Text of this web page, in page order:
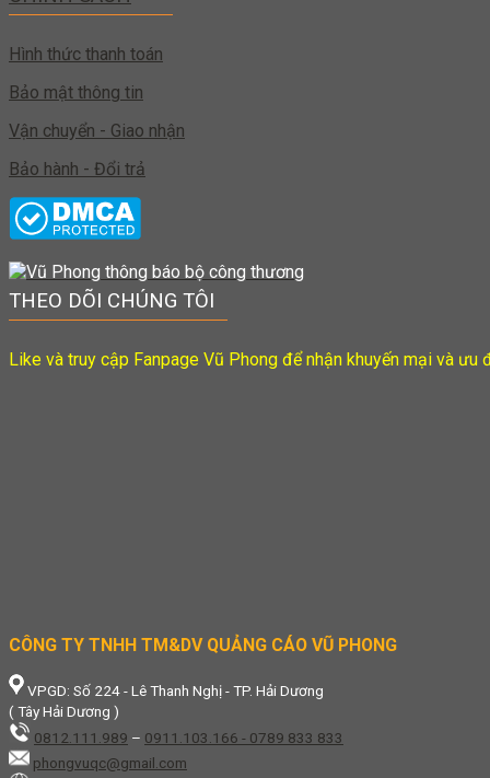
Hình thức thanh toán
Bảo mật thông tin
Vận chuyển - Giao nhận
Bảo hành - Đổi trả
THEO DÕI CHÚNG TÔI
Like và truy cập Fanpage Vũ Phong để nhận khuyến mại và ưu
CÔNG TY TNHH TM&DV QUẢNG CÁO VŨ PHONG
VPGD: Số 224 - Lê Thanh Nghị - TP. Hải Dương
( Tây Hải Dương )
0812.111.989 – 0911.103.166 - 0789 833 833
phongvuqc@gmail.com